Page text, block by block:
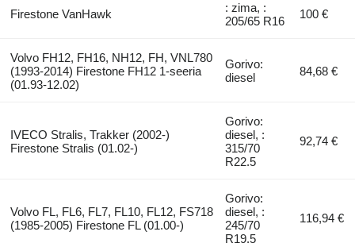
Firestone VanHawk
: zima, :
205/65 R16
100 €
Volvo FH12, FH16, NH12, FH, VNL780
(1993-2014) Firestone FH12 1-seeria
(01.93-12.02)
Gorivo:
diesel
84,68 €
IVECO Stralis, Trakker (2002-)
Firestone Stralis (01.02-)
Gorivo:
diesel, :
315/70
R22.5
92,74 €
Volvo FL, FL6, FL7, FL10, FL12, FS718
(1985-2005) Firestone FL (01.00-)
Gorivo:
diesel, :
245/70
R19.5
116,94 €